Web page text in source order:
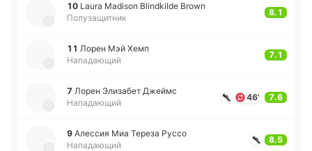
10 Laura Madison Blindkilde Brown
Полузащитник
8.1
11 Лорен Мэй Хемп
Нападающий
7.1
7 Лорен Эли­за­бет Джеймс
Нападающий
46' 7.6
9 Але­ссия Миа Тереза Руссо
Нападающий
8.5